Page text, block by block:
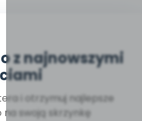
z najnowszymi
i otrzymuj najlepsze
swoją skrzynkę